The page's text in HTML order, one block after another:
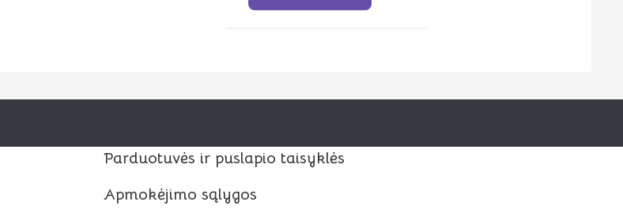
Parduotuvės ir puslapio taisyklės
Apmokėjimo sąlygos